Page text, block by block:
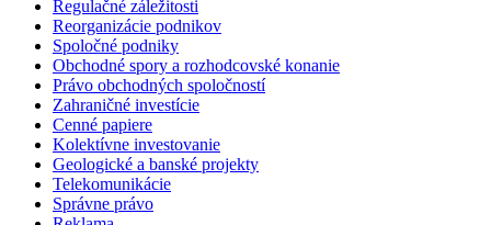
Regulačné záležitosti
Reorganizácie podnikov
Spoločné podniky
Obchodné spory a rozhodcovské konanie
Právo obchodných spoločností
Zahraničné investície
Cenné papiere
Kolektívne investovanie
Geologické a banské projekty
Telekomunikácie
Správne právo